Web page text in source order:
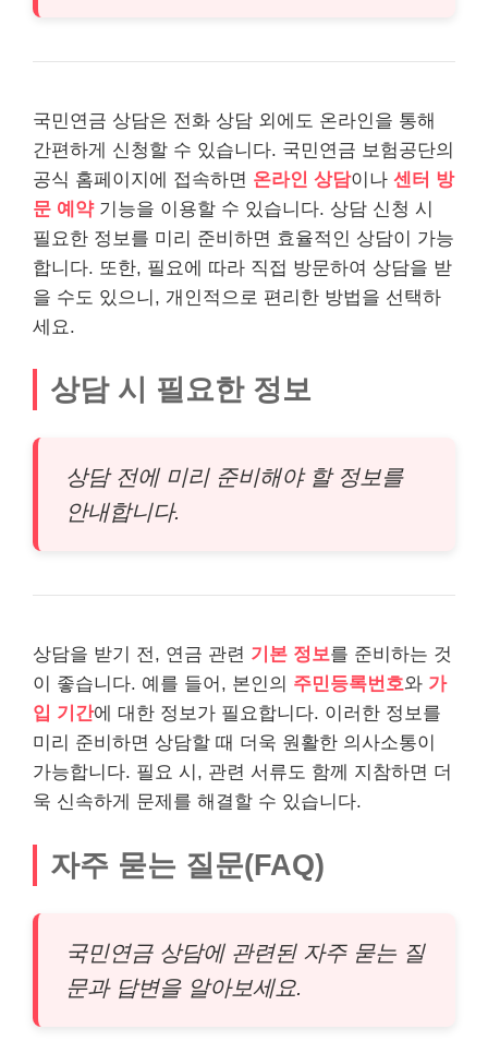
국민연금 상담은 전화 상담 외에도 온라인 을 통해
간편하게 신청할 수 있습니다. 국민연금 보험공단의
공식 홈페이지에 접속하면 온라인 상담이나 센터 방
문 예약기능을 이용할 수 있습니다. 상담 신청 시
필요한 정보를 미리 준비하면 효율적인 상담이 가능
합니다. 또한, 필요에 따라 직접 방문하여 상담을 받
을 수도 있으니, 개인적으로 편리한 방법을 선택하
세요.
상담 시 필요한 정보
상담 전에 미리 준비해야 할 정보를
안내합니다.
상담을 받기 전, 연금 관련 기본 정보를 준비하는 것
이 좋습니다. 예를 들어, 본인의 주민등록번호와 가
입 기간에 대한 정보가 필요합니다. 이러한 정보를
미리 준비하면 상담할 때 더욱 원활한 의사소통이
가능합니다. 필요 시, 관련 서류도 함께 지참하면 더
욱 신속하게 문제를 해결할 수 있습니다.
자주 묻는 질문(FAQ)
국민연금 상담에 관련된 자주 묻는 질
문과 답변을 알아보세요.